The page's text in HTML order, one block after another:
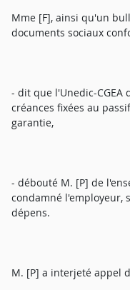
Mme [F], ainsi qu'un
documents sociaux
- dit que l'Unedic-
créances fixées au
garantie,
- débouté M. [P] de
condamné l'employeur,
dépens.
M. [P] a interjeté appel